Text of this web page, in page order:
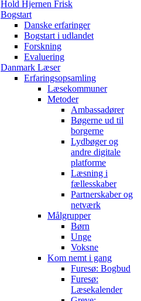
Hold Hjernen Frisk
Bogstart
Danske erfaringer
Bogstart i udlandet
Forskning
Evaluering
Danmark Læser
Erfaringsopsamling
Læsekommuner
Metoder
Ambassadører
Bøgerne ud til
borgerne
Lydbøger og
andre digitale
platforme
Læsning i
fællesskaber
Partnerskaber og
netværk
Målgrupper
Børn
Unge
Voksne
Kom nemt i gang
Furesø: Bogbud
Furesø:
Læsekalender